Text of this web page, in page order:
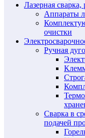
Лазерная сварка,
Аппараты
очистки
Ручная
Сварка в
подачей